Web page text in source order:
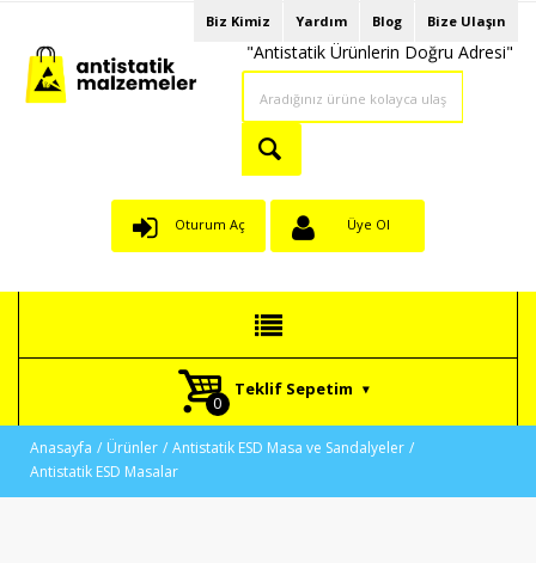
Biz Kimiz Yardım Blog Bize Ulaşın
"Antistatik Ürünlerin Doğru Adresi"
Oturum Aç Üye Ol
Teklif Sepetim
Anasayfa Ürünler
Antistatik ESD Masa ve Sandalyeler
Antistatik ESD Masalar